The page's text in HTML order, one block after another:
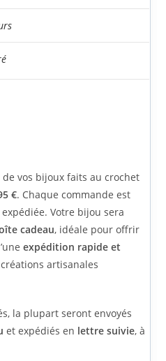
vos bijoux faits au crochet
€. Chaque commande est
Votre bijou sera
cadeau, idéale pour offrir
expédition rapide et
artisanales
la plupart seront envoyés
et expédiés en lettre suivie, à